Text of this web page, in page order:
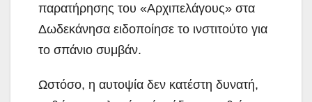
παρατήρησης του «Αρχιπελάγους» στα
Δωδεκάνησα ειδοποίησε το ινστιτούτο για
το σπάνιο συμβάν.
Ωστόσο, η αυτοψία δεν κατέστη δυνατή,